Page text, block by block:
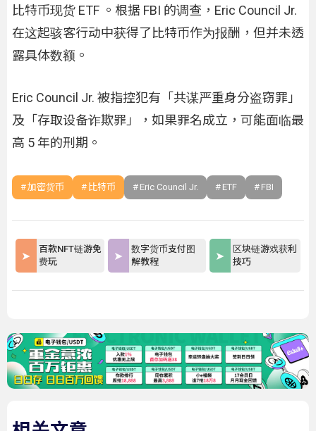
比特币现货 ETF 。根据 FBI 的调查，Eric Council Jr.
在这起骇客行动中获得了比特币作为报酬，但并未透
露具体数额。
Eric Council Jr. 被指控犯有「共谋严重身分盗窃罪」
及「存取设备诈欺罪」，如果罪名成立，可能面临最
高 5 年的刑期。
加密货币 比特币 Eric Council Jr. ETF FBI
百款NFT链游免
费玩
数字货币支付图
解教程
区块链游戏获利
技巧